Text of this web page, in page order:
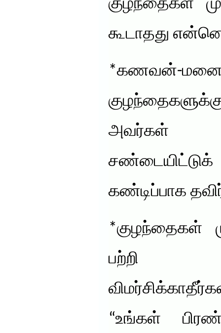
குழந்தைகள்
கூடாதது
*கணவன்-
அவர்கள்
கண்டிப்பாக
*குழந்தைகள்
பற்றி
“உங்கள்